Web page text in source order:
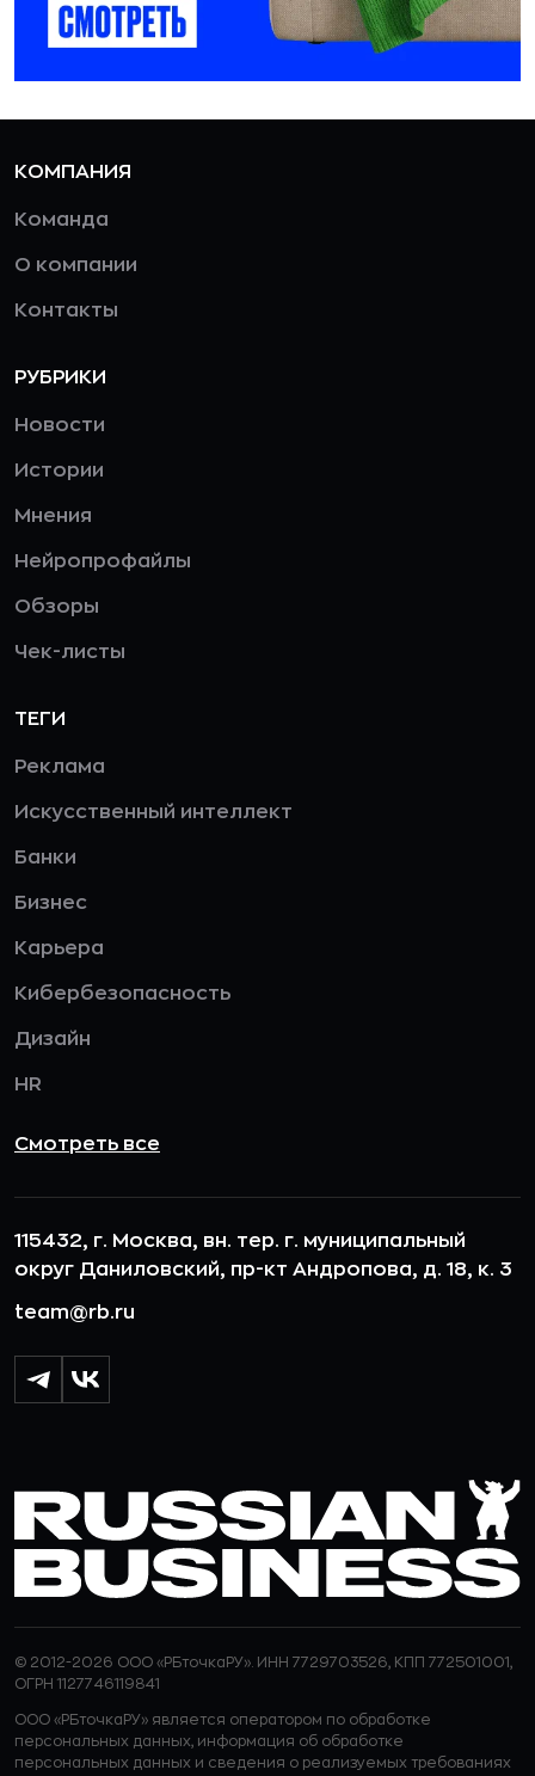
КОМПАНИЯ
Команда
О компании
Контакты
РУБРИКИ
Новости
Истории
Мнения
Нейропрофайлы
Обзоры
Чек-листы
ТЕГИ
Реклама
Искусственный интеллект
Банки
Бизнес
Карьера
Кибербезопасность
Дизайн
HR
Смотреть все
115432, г. Москва, вн. тер. г. муниципальный
округ Даниловский, пр-кт Андропова, д. 18, к. 3
team@rb.ru
© 2012-2026 ООО «РБточкаРУ». ИНН 7729703526, КПП 772501001,
ОГРН 1127746119841
ООО «РБточкаРУ» является оператором по обработке
персональных данных, информация об обработке
персональных данных и сведения о реализуемых требованиях